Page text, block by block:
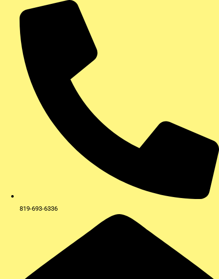
contenu
819-693-6336